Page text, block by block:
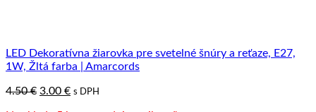
LED Dekoratívna žiarovka pre svetelné šnúry a reťaze, E27,
1W, Žltá farba | Amarcords
4.50€ Pôvodná
3.00 €Aktuálna
s DPH